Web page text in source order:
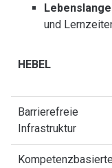
und
HEBEL
Barrierefreie
Infrastruktur
Kompetenzbasierte